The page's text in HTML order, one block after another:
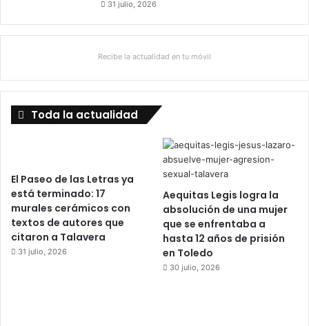
31 julio, 2026
Recibe la actualidad en tu móvil
Toda la actualidad
El Paseo de las Letras ya
está terminado: 17
murales cerámicos con
textos de autores que
citaron a Talavera
31 julio, 2026
Aequitas Legis logra la
absolución de una mujer
que se enfrentaba a
hasta 12 años de prisión
en Toledo
30 julio, 2026